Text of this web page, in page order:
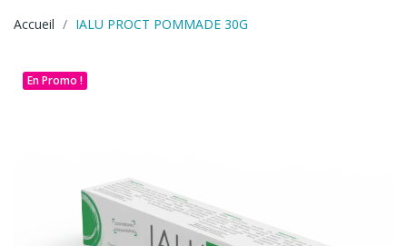
Accueil IALU PROCT POMMADE 30G
En Promo !